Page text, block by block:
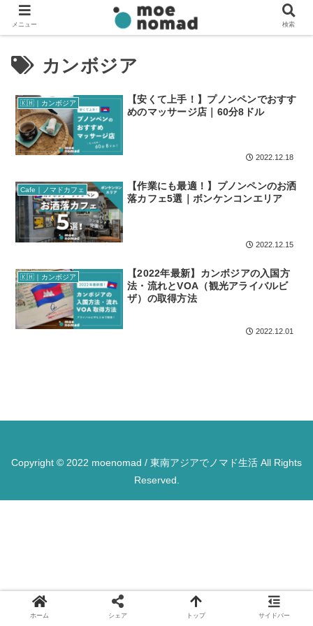
カンボジア
🇰🇭｜カンボジア
【安くて上手！】プノンペンでおすす
めのマッサージ店｜60分8ドル
2022.12.18
Cafe｜ノマドカフェ
【作業にも最適！】プノンペンのお洒
落カフェ5選｜ボンケンコンエリア
2022.12.15
🇰🇭｜カンボジア
【2022年最新】カンボジアの入国方
法・流れとVOA（観光アライバルビ
ザ）の取得方法
2022.12.01
Copyright © 2022 moenomad / 東南アジアでノマド生活 All Rights
Reserved.
メニュー 検索
ホーム シェア トップ サイドバー